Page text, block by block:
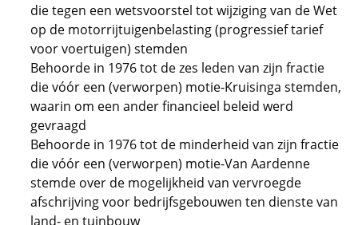
die tegen een wetsvoorstel tot wijziging van de Wet
op de motorrijtuigenbelasting (progressief tarief
voor voertuigen) stemden
Behoorde in 1976 tot de zes leden van zijn fractie
die vóór een (verworpen) motie-Kruisinga stemden,
waarin om een ander financieel beleid werd
gevraagd
Behoorde in 1976 tot de minderheid van zijn fractie
die vóór een (verworpen) motie-Van Aardenne
stemde over de mogelijkheid van vervroegde
afschrijving voor bedrijfsgebouwen ten dienste van
land- en tuinbouw